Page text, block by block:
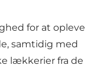
for at opleve
samtidig med
lækkerier fra de